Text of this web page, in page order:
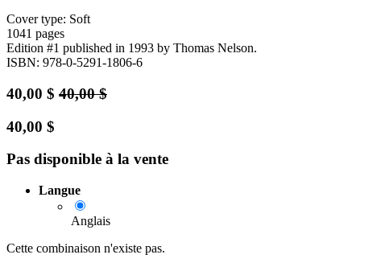
Cover type: Soft
1041 pages
Edition #1 published in 1993 by Thomas Nelson.
ISBN: 978-0-5291-1806-6
40,00 $ 40,00$
40,00 $
Pas disponible à la vente
Langue
Anglais
Cette combinaison n'existe pas.